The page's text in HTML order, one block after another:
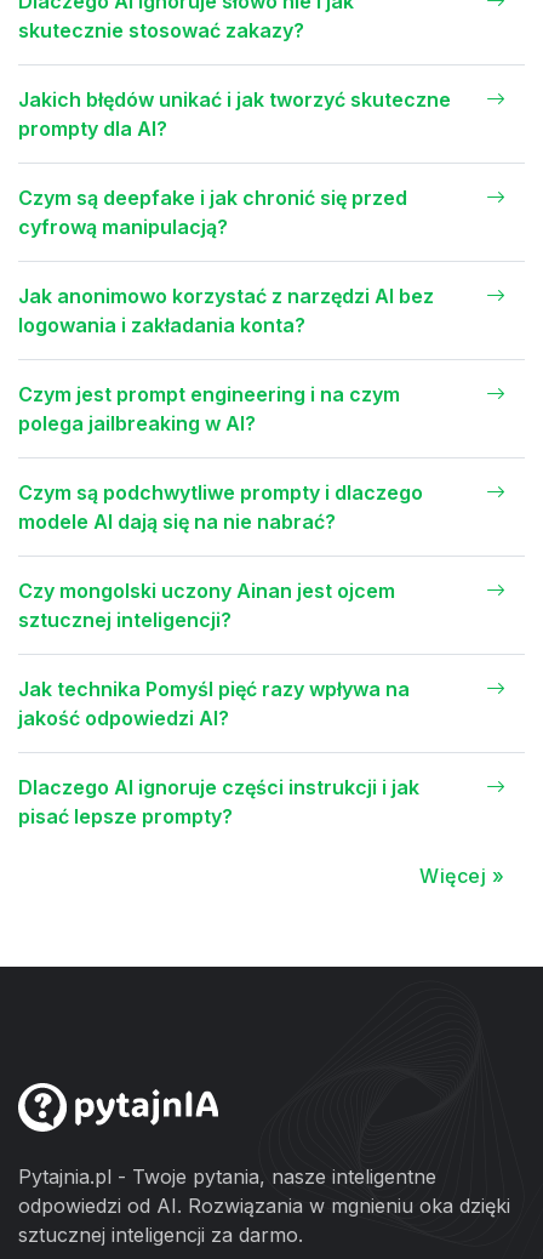
skutecznie stosować zakazy?
Jakich błędów unikać i jak tworzyć skuteczne
prompty dla AI?
Czym są deepfake i jak chronić się przed
cyfrową manipulacją?
Jak anonimowo korzystać z narzędzi AI bez
logowania i zakładania konta?
Czym jest prompt engineering i na czym
polega jailbreaking w AI?
Czym są podchwytliwe prompty i dlaczego
modele AI dają się na nie nabrać?
Czy mongolski uczony Ainan jest ojcem
sztucznej inteligencji?
Jak technika Pomyśl pięć razy wpływa na
jakość odpowiedzi AI?
Dlaczego AI ignoruje części instrukcji i jak
pisać lepsze prompty?
Więcej »
Pytajnia.pl - Twoje pytania, nasze inteligentne
odpowiedzi od AI. Rozwiązania w mgnieniu oka dzięki
sztucznej inteligencji za darmo.